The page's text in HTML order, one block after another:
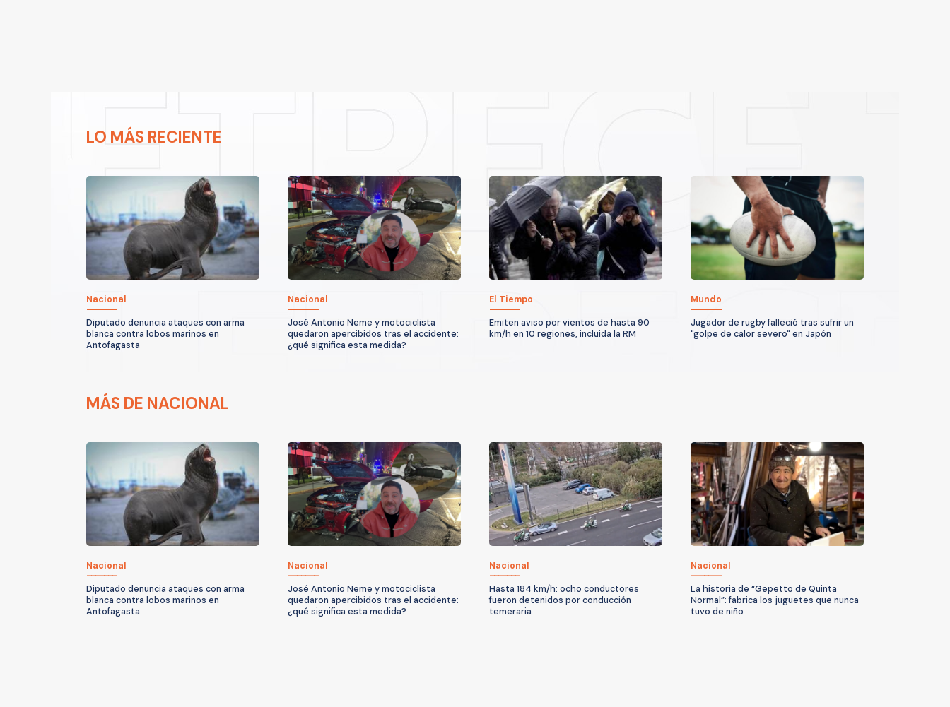
LO MÁS RECIENTE
Nacional
Diputado denuncia ataques con arma
blanca contra lobos marinos en
Antofagasta
Nacional
José Antonio Neme y motociclista
quedaron apercibidos tras el accidente:
¿qué significa esta medida?
El Tiempo
Emiten aviso por vientos de hasta 90
km/h en 10 regiones, incluida la RM
Mundo
Jugador de rugby falleció tras sufrir un
"golpe de calor severo" en Japón
MÁS DE NACIONAL
Nacional
Diputado denuncia ataques con arma
blanca contra lobos marinos en
Antofagasta
Nacional
José Antonio Neme y motociclista
quedaron apercibidos tras el accidente:
¿qué significa esta medida?
Nacional
Hasta 184 km/h: ocho conductores
fueron detenidos por conducción
temeraria
Nacional
La historia de “Gepetto de Quinta
Normal”: fabrica los juguetes que nunca
tuvo de niño